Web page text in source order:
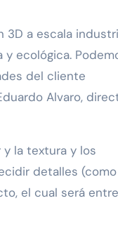
3D a escala
ecológica.
del cliente
Alvaro,
y la textura y los
detalles
el cual será